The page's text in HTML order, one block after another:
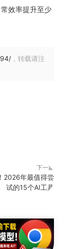
常效率提升至少
，转载请注
下一篇
2026年最值得尝
试的15个AI工具